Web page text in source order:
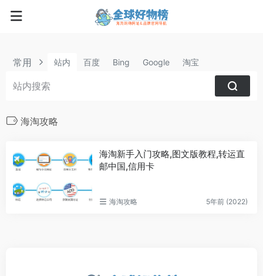
常用 站内 百度 Bing Google 淘宝
海淘攻略
海淘新手入门攻略,图文版教程,转运直
邮中国,信用卡
海淘攻略 5年前 (2022)